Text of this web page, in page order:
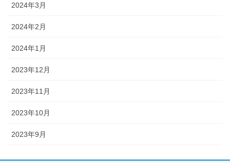
2024年3月
2024年2月
2024年1月
2023年12月
2023年11月
2023年10月
2023年9月